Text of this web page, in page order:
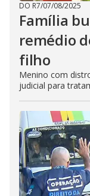
DO R7/07/08/2025
Família
remédio
filho
Menino com
judicial para